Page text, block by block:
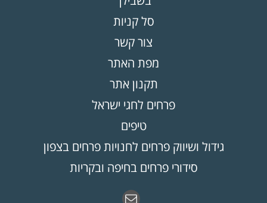
סל קניות
צור קשר
מפת האתר
תקנון אתר
פרחים לחגי ישראל
טיפים
גידול ושיווק פרחים לחנויות פרחים בצפון
סידורי פרחים בחיפה ובקריות